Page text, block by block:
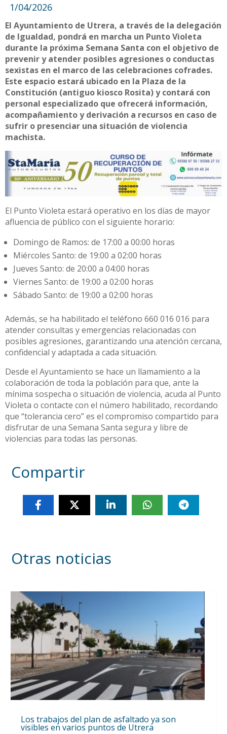
1/04/2026
El Ayuntamiento de Utrera, a través de la delegación
de Igualdad, pondrá en marcha un Punto Violeta
durante la próxima Semana Santa con el objetivo de
prevenir y atender posibles agresiones o conductas
sexistas en el marco de las celebraciones cofrades.
Este espacio estará ubicado en la Plaza de la
Constitución (antiguo kiosco Rosita) y contará con
personal especializado que ofrecerá información,
acompañamiento y derivación a recursos en caso de
sufrir o presenciar una situación de violencia
machista.
El Punto Violeta estará operativo en los días de mayor
afluencia de público con el siguiente horario:
Domingo de Ramos: de 17:00 a 00:00 horas
Miércoles Santo: de 19:00 a 02:00 horas
Jueves Santo: de 20:00 a 04:00 horas
Viernes Santo: de 19:00 a 02:00 horas
Sábado Santo: de 19:00 a 02:00 horas
Además, se ha habilitado el teléfono 660 016 016 para
atender consultas y emergencias relacionadas con
posibles agresiones, garantizando una atención cercana,
confidencial y adaptada a cada situación.
Desde el Ayuntamiento se hace un llamamiento a la
colaboración de toda la población para que, ante la
mínima sospecha o situación de violencia, acuda al Punto
Violeta o contacte con el número habilitado, recordando
que “tolerancia cero” es el compromiso compartido para
disfrutar de una Semana Santa segura y libre de
violencias para todas las personas.
Compartir
Otras noticias
Los trabajos del plan de asfaltado ya son
visibles en varios puntos de Utrera